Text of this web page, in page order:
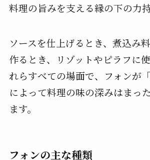
料理の旨みを支える縁の下の力持
ソースを仕上げるとき、煮込み
作るとき、リゾットやピラフに
れらすべての場面で、フォンが
によって料理の味の深みはまっ
ます。
フォンの主な種類